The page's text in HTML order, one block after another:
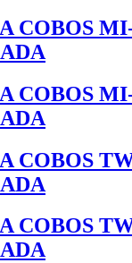
COBOS
COBOS
COBOS
COBOS